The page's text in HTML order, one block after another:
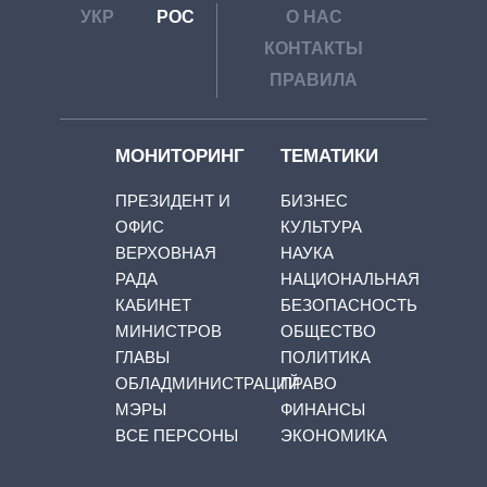
УКР РОС
О НАС
КОНТАКТЫ
ПРАВИЛА
МОНИТОРИНГ
ПРЕЗИДЕНТ И
ОФИС
ВЕРХОВНАЯ
РАДА
КАБИНЕТ
МИНИСТРОВ
ГЛАВЫ
ОБЛАДМИНИСТРАЦИЙ
МЭРЫ
ВСЕ ПЕРСОНЫ
ТЕМАТИКИ
БИЗНЕС
КУЛЬТУРА
НАУКА
НАЦИОНАЛЬНАЯ
БЕЗОПАСНОСТЬ
ОБЩЕСТВО
ПОЛИТИКА
ПРАВО
ФИНАНСЫ
ЭКОНОМИКА